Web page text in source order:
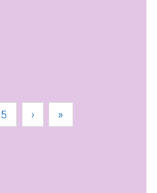
5 › »